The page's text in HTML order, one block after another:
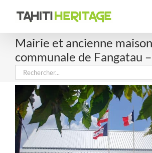
Mairie et ancienne maison
communale de Fangatau
Rechercher: